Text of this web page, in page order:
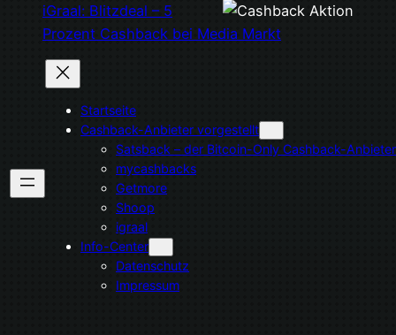
iGraal: Blitzdeal – 5
Prozent Cashback bei Media Markt
Startseite
Cashback-Anbieter vorgestellt
Satsback – der Bitcoin-Only Cashback-Anbieter
mycashbacks
Getmore
Shoop
igraal
Info-Center
Datenschutz
Impressum